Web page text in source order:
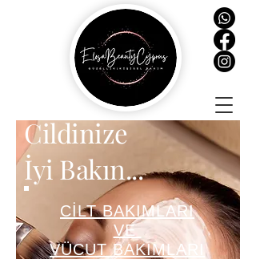
Cildinize
İyi Bakın...
CİLT BAKIMLARI
VE
VÜCUT BAKIMLARI